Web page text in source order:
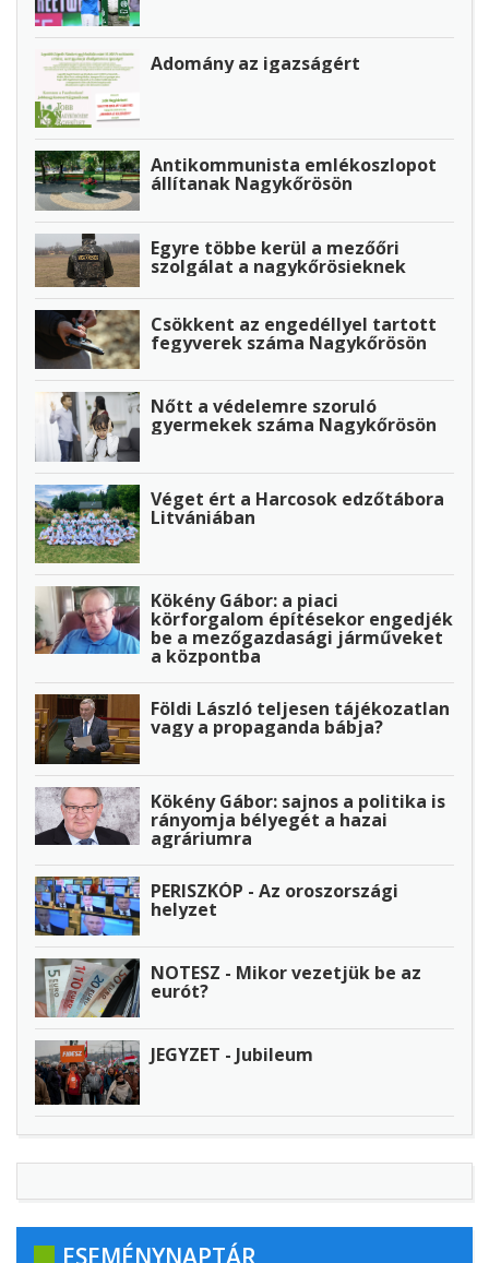
Adomány az igazságért
Antikommunista emlékoszlopot
állítanak Nagykőrösön
Egyre többe kerül a mezőőri
szolgálat a nagykőrösieknek
Csökkent az engedéllyel tartott
fegyverek száma Nagykőrösön
Nőtt a védelemre szoruló
gyermekek száma Nagykőrösön
Véget ért a Harcosok edzőtábora
Litvániában
Kökény Gábor: a piaci
körforgalom építésekor engedjék
be a mezőgazdasági járműveket
a központba
Földi László teljesen tájékozatlan
vagy a propaganda bábja?
Kökény Gábor: sajnos a politika is
rányomja bélyegét a hazai
agráriumra
PERISZKÓP - Az oroszországi
helyzet
NOTESZ - Mikor vezetjük be az
eurót?
JEGYZET - Jubileum
ESEMÉNYNAPTÁR